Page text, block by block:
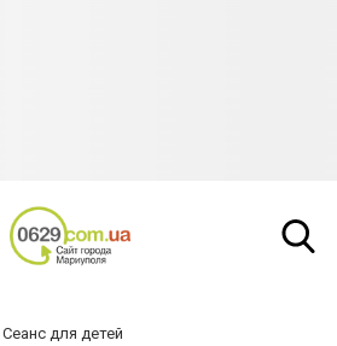
Сеанс для детей